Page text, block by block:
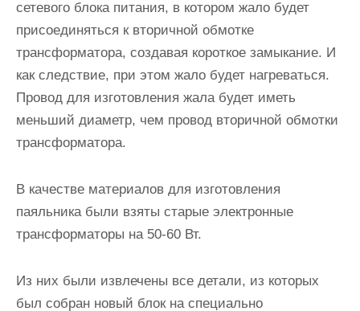
сетевого блока питания, в котором жало будет
присоединяться к вторичной обмотке
трансформатора, создавая короткое замыкание. И
как следствие, при этом жало будет нагреваться.
Провод для изготовления жала будет иметь
меньший диаметр, чем провод вторичной обмотки
трансформатора.
В качестве материалов для изготовления
паяльника были взяты старые электронные
трансформаторы на 50-60 Вт.
Из них были извлечены все детали, из которых
был собран новый блок на специально